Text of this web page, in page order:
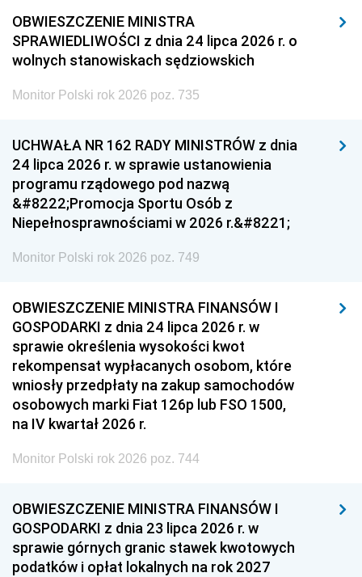
OBWIESZCZENIE MINISTRA
SPRAWIEDLIWOŚCI z dnia 24 lipca 2026 r. o
wolnych stanowiskach sędziowskich
Monitor Polski rok 2026 poz. 735
UCHWAŁA NR 162 RADY MINISTRÓW z dnia
24 lipca 2026 r. w sprawie ustanowienia
programu rządowego pod nazwą
&#8222;Promocja Sportu Osób z
Niepełnosprawnościami w 2026 r.&#8221;
Monitor Polski rok 2026 poz. 749
OBWIESZCZENIE MINISTRA FINANSÓW I
GOSPODARKI z dnia 24 lipca 2026 r. w
sprawie określenia wysokości kwot
rekompensat wypłacanych osobom, które
wniosły przedpłaty na zakup samochodów
osobowych marki Fiat 126p lub FSO 1500,
na IV kwartał 2026 r.
Monitor Polski rok 2026 poz. 744
OBWIESZCZENIE MINISTRA FINANSÓW I
GOSPODARKI z dnia 23 lipca 2026 r. w
sprawie górnych granic stawek kwotowych
podatków i opłat lokalnych na rok 2027